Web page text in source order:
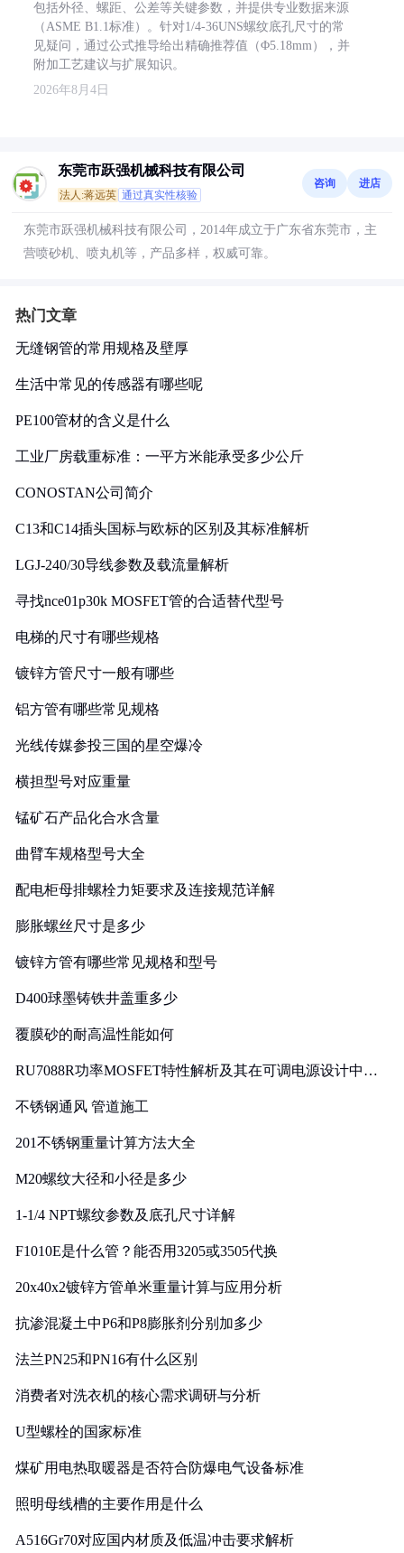
包括外径、螺距、公差等关键参数，并提供专业数据来源
（ASME B1.1标准）。针对1/4-36UNS螺纹底孔尺寸的常
见疑问，通过公式推导给出精确推荐值（Φ5.18mm），并
附加工艺建议与扩展知识。
2026年8月4日
东莞市跃强机械科技有限公司
法人:蒋远英 通过真实性核验
咨询 进店
东莞市跃强机械科技有限公司，2014年成立于广东省东莞市，主
营喷砂机、喷丸机等，产品多样，权威可靠。
热门文章
无缝钢管的常用规格及壁厚
生活中常见的传感器有哪些呢
PE100管材的含义是什么
工业厂房载重标准：一平方米能承受多少公斤
CONOSTAN公司简介
C13和C14插头国标与欧标的区别及其标准解析
LGJ-240/30导线参数及载流量解析
寻找nce01p30k MOSFET管的合适替代型号
电梯的尺寸有哪些规格
镀锌方管尺寸一般有哪些
铝方管有哪些常见规格
光线传媒参投三国的星空爆冷
横担型号对应重量
锰矿石产品化合水含量
曲臂车规格型号大全
配电柜母排螺栓力矩要求及连接规范详解
膨胀螺丝尺寸是多少
镀锌方管有哪些常见规格和型号
D400球墨铸铁井盖重多少
覆膜砂的耐高温性能如何
RU7088R功率MOSFET特性解析及其在可调电源设计中的
不锈钢通风 管道施工
201不锈钢重量计算方法大全
M20螺纹大径和小径是多少
1-1/4 NPT螺纹参数及底孔尺寸详解
F1010E是什么管？能否用3205或3505代换
20x40x2镀锌方管单米重量计算与应用分析
抗渗混凝土中P6和P8膨胀剂分别加多少
法兰PN25和PN16有什么区别
消费者对洗衣机的核心需求调研与分析
U型螺栓的国家标准
煤矿用电热取暖器是否符合防爆电气设备标准
照明母线槽的主要作用是什么
A516Gr70对应国内材质及低温冲击要求解析